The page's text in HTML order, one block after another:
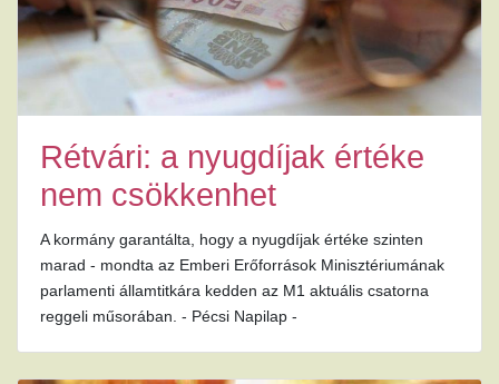
Rétvári: a nyugdíjak értéke
nem csökkenhet
A kormány garantálta, hogy a nyugdíjak értéke szinten
marad - mondta az Emberi Erőforrások Minisztériumának
parlamenti államtitkára kedden az M1 aktuális csatorna
reggeli műsorában. - Pécsi Napilap -